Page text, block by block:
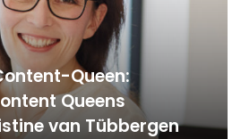
Queen:
Queens
van Tübbergen